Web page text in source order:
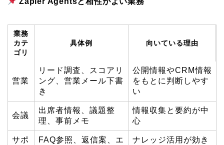
業務
カテ
ゴリ
具体例 向いている理由
営業
リード調査、スコアリ
ング、営業メール下書
き
公開情報やCRM情報
をもとに判断しやす
い
会議
出席者情報、議題整
理、事前メモ
情報収集と要約が中
心
サポ
FAQ参照、返信案、エ
ナレッジ活用が効き